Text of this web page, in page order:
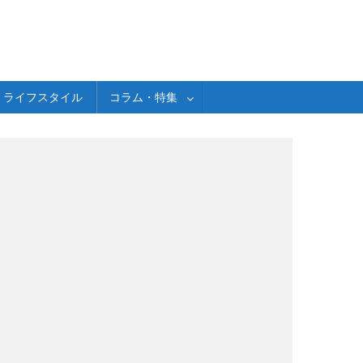
ライフスタイル コラム・特集